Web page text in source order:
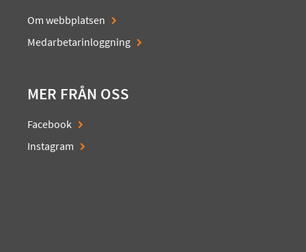
Om webbplatsen
Medarbetarinloggning
MER FRÅN OSS
Facebook
Instagram